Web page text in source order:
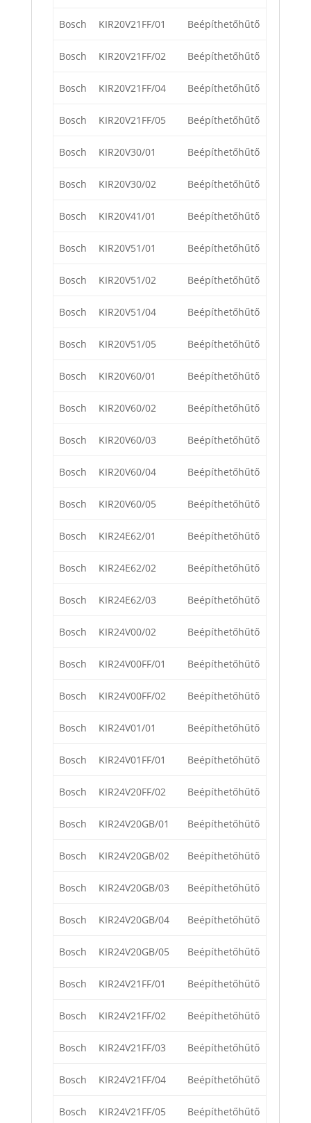
Bosch KIR20V21FF/01 Beépíthetőhűtő
Bosch KIR20V21FF/02 Beépíthetőhűtő
Bosch KIR20V21FF/04 Beépíthetőhűtő
Bosch KIR20V21FF/05 Beépíthetőhűtő
Bosch KIR20V30/01 Beépíthetőhűtő
Bosch KIR20V30/02 Beépíthetőhűtő
Bosch KIR20V41/01 Beépíthetőhűtő
Bosch KIR20V51/01 Beépíthetőhűtő
Bosch KIR20V51/02 Beépíthetőhűtő
Bosch KIR20V51/04 Beépíthetőhűtő
Bosch KIR20V51/05 Beépíthetőhűtő
Bosch KIR20V60/01 Beépíthetőhűtő
Bosch KIR20V60/02 Beépíthetőhűtő
Bosch KIR20V60/03 Beépíthetőhűtő
Bosch KIR20V60/04 Beépíthetőhűtő
Bosch KIR20V60/05 Beépíthetőhűtő
Bosch KIR24E62/01 Beépíthetőhűtő
Bosch KIR24E62/02 Beépíthetőhűtő
Bosch KIR24E62/03 Beépíthetőhűtő
Bosch KIR24V00/02 Beépíthetőhűtő
Bosch KIR24V00FF/01 Beépíthetőhűtő
Bosch KIR24V00FF/02 Beépíthetőhűtő
Bosch KIR24V01/01 Beépíthetőhűtő
Bosch KIR24V01FF/01 Beépíthetőhűtő
Bosch KIR24V20FF/02 Beépíthetőhűtő
Bosch KIR24V20GB/01 Beépíthetőhűtő
Bosch KIR24V20GB/02 Beépíthetőhűtő
Bosch KIR24V20GB/03 Beépíthetőhűtő
Bosch KIR24V20GB/04 Beépíthetőhűtő
Bosch KIR24V20GB/05 Beépíthetőhűtő
Bosch KIR24V21FF/01 Beépíthetőhűtő
Bosch KIR24V21FF/02 Beépíthetőhűtő
Bosch KIR24V21FF/03 Beépíthetőhűtő
Bosch KIR24V21FF/04 Beépíthetőhűtő
Bosch KIR24V21FF/05 Beépíthetőhűtő